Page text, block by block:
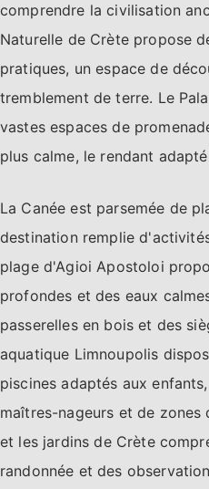
comprendre la civilisation
Naturelle de Crète propose
pratiques, un espace de
tremblement de terre. Le
vastes espaces de
plus calme, le rendant
La Canée est parsemée de
destination remplie
plage d'Agioi Apostoloi
profondes et des eaux
passerelles en bois et des
aquatique Limnoupolis
piscines adaptés aux
maîtres-nageurs et de
et les jardins de Crète
randonnée et des